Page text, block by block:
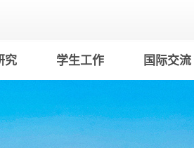
究 学生工作 国际交流